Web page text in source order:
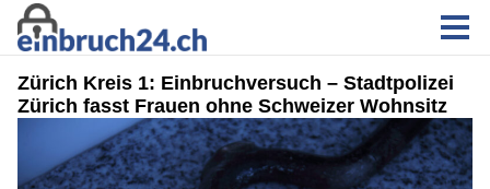
Zürich Kreis 1: Einbruchversuch – Stadtpolizei
Zürich fasst Frauen ohne Schweizer Wohnsitz